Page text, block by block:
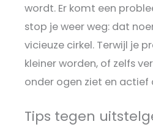
wordt. Er komt een
stop je weer weg: dat
vicieuze cirkel. Terwijl je
kleiner worden, of zelfs
onder ogen ziet en actief
Tips tegen